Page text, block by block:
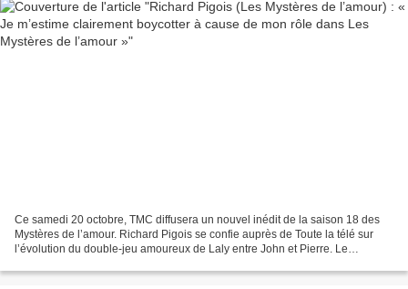
Ce samedi 20 octobre, TMC diffusera un nouvel inédit de la saison 18 des
Mystères de l’amour. Richard Pigois se confie auprès de Toute la télé sur
l’évolution du double-jeu amoureux de Laly entre John et Pierre. Le